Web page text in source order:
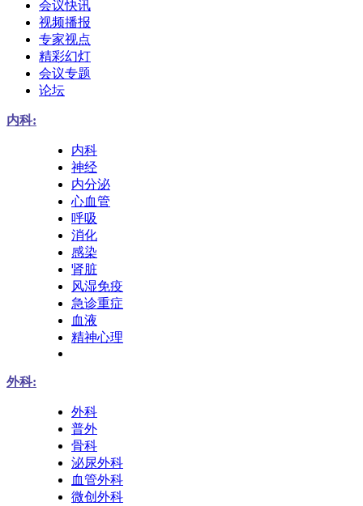
会议快讯
视频播报
专家视点
精彩幻灯
会议专题
论坛
内科:
内科
神经
内分泌
心血管
呼吸
消化
感染
肾脏
风湿免疫
急诊重症
血液
精神心理
外科:
外科
普外
骨科
泌尿外科
血管外科
微创外科